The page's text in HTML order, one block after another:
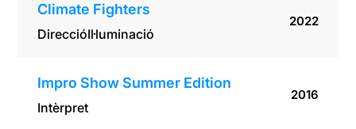
Climate Fighters
DireccióIl·luminació
2022
Impro Show Summer Edition
Intèrpret
2016